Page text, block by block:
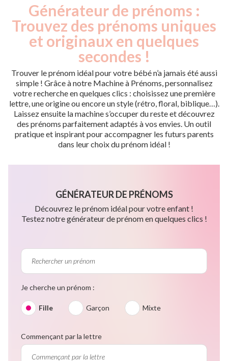
Générateur de prénoms :
Trouvez des prénoms uniques
et originaux en quelques
secondes !
Trouver le prénom idéal pour votre bébé n’a jamais été aussi
simple ! Grâce à notre Machine à Prénoms, personnalisez
votre recherche en quelques clics : choisissez une première
lettre, une origine ou encore un style (rétro, floral, biblique…).
Laissez ensuite la machine s’occuper du reste et découvrez
des prénoms parfaitement adaptés à vos envies. Un outil
pratique et inspirant pour accompagner les futurs parents
dans leur choix du prénom idéal !
GÉNÉRATEUR DE PRÉNOMS
Découvrez le prénom idéal pour votre enfant !
Testez notre générateur de prénom en quelques clics !
Je cherche un prénom :
Fille Garçon Mixte
Commençant par la lettre